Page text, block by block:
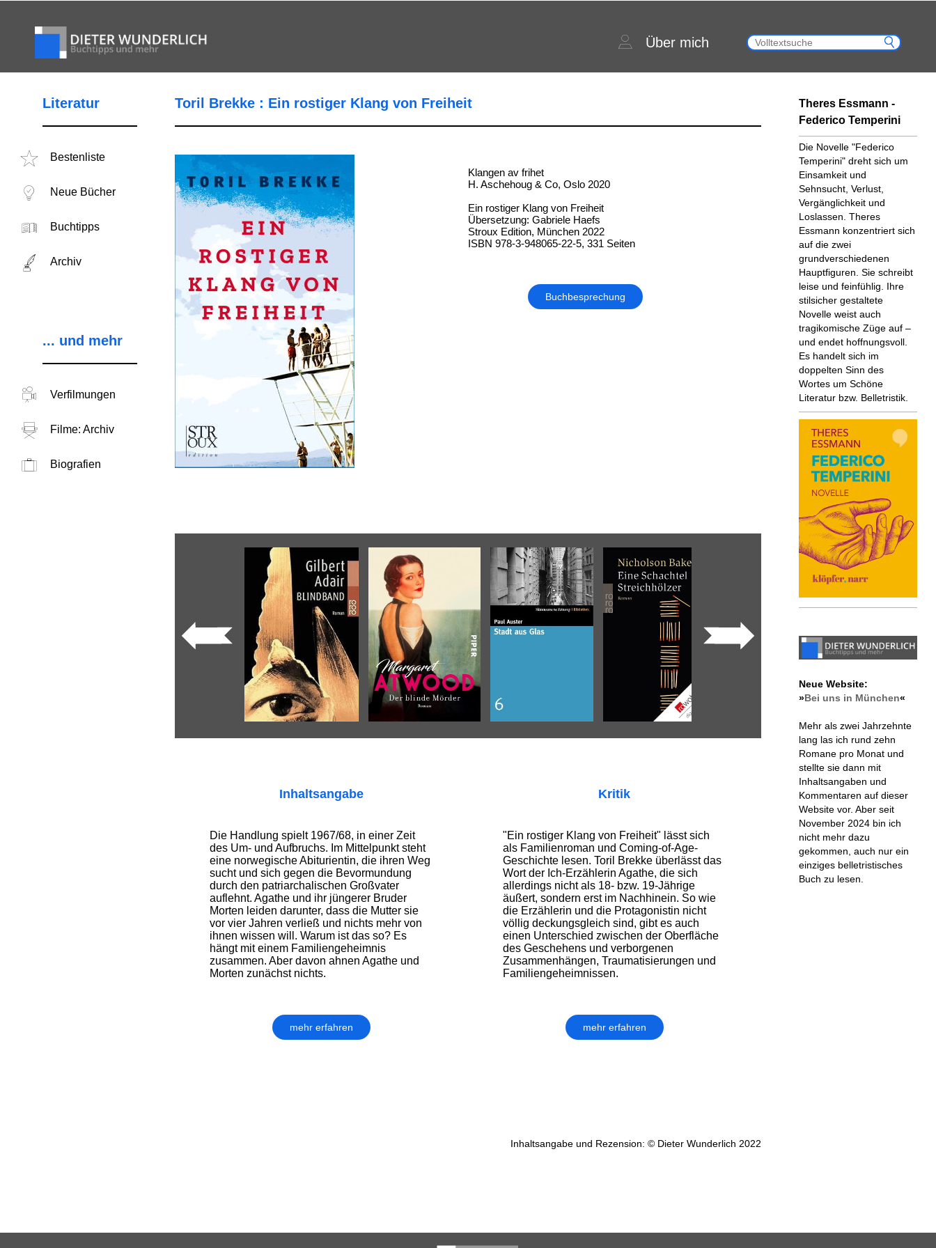
Über mich
Literatur
Bestenliste
Neue Bücher
Buchtipps
Archiv
... und mehr
Verfilmungen
Filme: Archiv
Biografien
Toril Brekke : Ein rostiger Klang von Freiheit
Klangen av frihet
H. Aschehoug & Co, Oslo 2020
Ein rostiger Klang von Freiheit
Übersetzung: Gabriele Haefs
Stroux Edition, München 2022
ISBN 978-3-948065-22-5, 331 Seiten
Buchbesprechung
Inhaltsangabe
Die Handlung spielt 1967/68, in einer Zeit
des Um- und Aufbruchs. Im Mittelpunkt steht
eine norwegische Abiturientin, die ihren Weg
sucht und sich gegen die Bevormundung
durch den patriarchalischen Großvater
auflehnt. Agathe und ihr jüngerer Bruder
Morten leiden darunter, dass die Mutter sie
vor vier Jahren verließ und nichts mehr von
ihnen wissen will. Warum ist das so? Es
hängt mit einem Familiengeheimnis
zusammen. Aber davon ahnen Agathe und
Morten zunächst nichts.
mehr erfahren
Kritik
"Ein rostiger Klang von Freiheit" lässt sich
als Familienroman und Coming-of-Age-
Geschichte lesen. Toril Brekke überlässt das
Wort der Ich-Erzählerin Agathe, die sich
allerdings nicht als 18- bzw. 19-Jährige
äußert, sondern erst im Nachhinein. So wie
die Erzählerin und die Protagonistin nicht
völlig deckungsgleich sind, gibt es auch
einen Unterschied zwischen der Oberfläche
des Geschehens und verborgenen
Zusammenhängen, Traumatisierungen und
Familiengeheimnissen.
mehr erfahren
Inhaltsangabe und Rezension: © Dieter Wunderlich 2022
Theres Essmann -
Federico Temperini
Die Novelle "Federico
Temperini" dreht sich um
Einsamkeit und
Sehnsucht, Verlust,
Vergänglichkeit und
Loslassen. Theres
Essmann konzentriert sich
auf die zwei
grundverschiedenen
Hauptfiguren. Sie schreibt
leise und feinfühlig. Ihre
stilsicher gestaltete
Novelle weist auch
tragikomische Züge auf –
und endet hoffnungsvoll.
Es handelt sich im
doppelten Sinn des
Wortes um Schöne
Literatur bzw. Belletristik.
Neue Website:
»Bei uns in München«
Mehr als zwei Jahrzehnte
lang las ich rund zehn
Romane pro Monat und
stellte sie dann mit
Inhaltsangaben und
Kommentaren auf dieser
Website vor. Aber seit
November 2024 bin ich
nicht mehr dazu
gekommen, auch nur ein
einziges belletristisches
Buch zu lesen.